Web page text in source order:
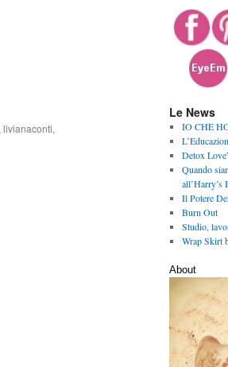
livianaconti,
Le News
IO CHE
Detox
Quando
all’Harry’s
Il Potere
Burn Out
Studio,
Wrap Skirt
About